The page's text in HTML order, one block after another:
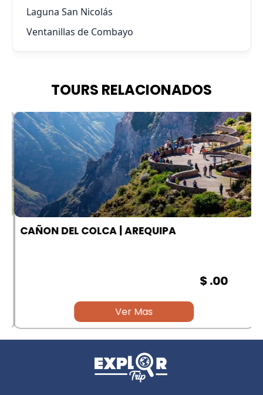
Laguna San Nicolás
Ventanillas de Combayo
TOURS RELACIONADOS
CAÑON DEL COLCA | AREQUIPA
$ .00
Ver Mas